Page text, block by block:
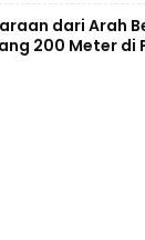
dari Arah
200 Meter di